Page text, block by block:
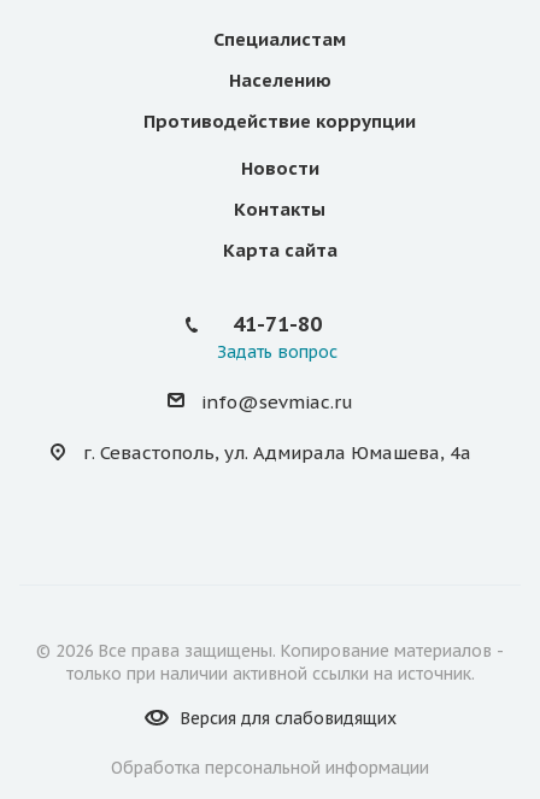
Специалистам
Населению
Противодействие коррупции
Новости
Контакты
Карта сайта
41-71-80
Задать вопрос
info@sevmiac.ru
г. Севастополь, ул. Адмирала Юмашева, 4а
© 2026 Все права защищены. Копирование материалов -
только при наличии активной ссылки на источник.
Версия для слабовидящих
Обработка персональной информации